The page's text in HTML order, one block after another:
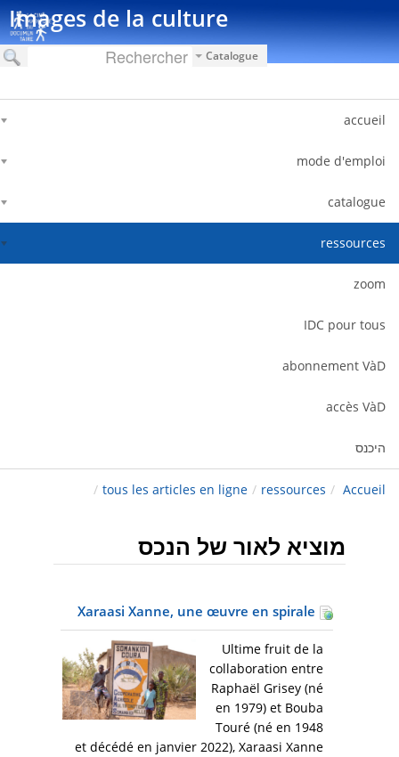
Images de la culture
Catalogue
accueil
mode d'emploi
catalogue
ressources
zoom
IDC pour tous
abonnement VàD
accès VàD
היכנס
Accueil
/
ressources
/
tous les articles en ligne
/
מוציא לאור של הנכס
Ultime fruit de la
collaboration entre
Raphaël Grisey (né
en 1979) et Bouba
Touré (né en 1948
et décédé en janvier 2022), Xaraasi Xanne